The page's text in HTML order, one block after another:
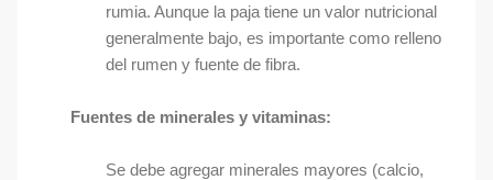
rumia. Aunque la paja tiene un valor nutricional
generalmente bajo, es importante como relleno
del rumen y fuente de fibra.
Fuentes de minerales y vitaminas:
Se debe agregar minerales mayores (calcio,